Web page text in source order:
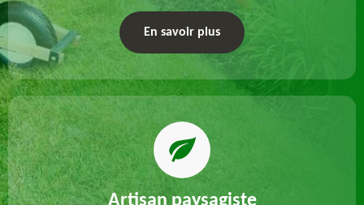
un abattage direct ou par démontage, tenant compte
des particularités du site et des végétaux.
En savoir plus
Artisan paysagiste